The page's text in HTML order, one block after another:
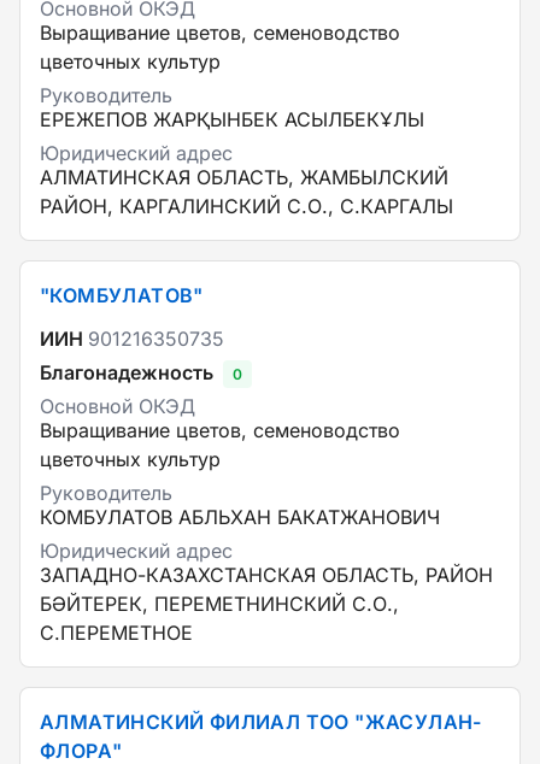
Основной ОКЭД
Выращивание цветов, семеноводство
цветочных культур
Руководитель
ЕРЕЖЕПОВ ЖАРҚЫНБЕК АСЫЛБЕКҰЛЫ
Юридический адрес
АЛМАТИНСКАЯ ОБЛАСТЬ, ЖАМБЫЛСКИЙ
РАЙОН, КАРГАЛИНСКИЙ С.О., С.КАРГАЛЫ
"КОМБУЛАТОВ"
ИИН 901216350735
Благонадежность
0
Основной ОКЭД
Выращивание цветов, семеноводство
цветочных культур
Руководитель
КОМБУЛАТОВ АБЛЬХАН БАКАТЖАНОВИЧ
Юридический адрес
ЗАПАДНО-КАЗАХСТАНСКАЯ ОБЛАСТЬ, РАЙОН
БӘЙТЕРЕК, ПЕРЕМЕТНИНСКИЙ С.О.,
С.ПЕРЕМЕТНОЕ
АЛМАТИНСКИЙ ФИЛИАЛ ТОО "ЖАСУЛАН-
ФЛОРА"